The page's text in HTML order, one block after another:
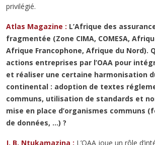
privilégié.
Atlas Magazine : L’Afrique des
fragmentée (Zone CIMA, COMESA,
Afrique Francophone, Afrique du Nord).
actions entreprises par l’OAA pour
et réaliser une certaine harmonisation
continental : adoption de textes
communs, utilisation de standards et
mise en place d’organismes communs
de données, …) ?
J. B. Ntukamazina : L’OAA joue un rôle